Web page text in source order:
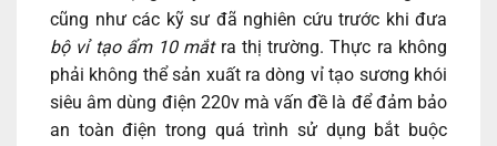
cũng như các kỹ sư đã nghiên cứu trước khi đưa
bộ vỉ tạo ẩm 10 mắtra thị trường. Thực ra không
phải không thể sản xuất ra dòng vỉ tạo sương khói
siêu âm dùng điện 220v mà vấn đề là để đảm bảo
an toàn điện trong quá trình sử dụng bắt buộc